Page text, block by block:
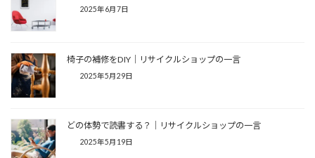
2025年6月7日
椅子の補修をDIY│リサイクルショップの一言
2025年5月29日
どの体勢で読書する？│リサイクルショップの一言
2025年5月19日